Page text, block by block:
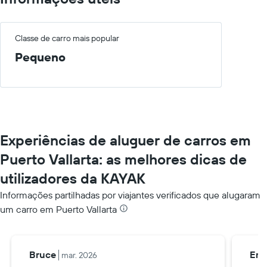
Classe de carro mais popular
Pequeno
Experiências de aluguer de carros em
Puerto Vallarta: as melhores dicas de
utilizadores da KAYAK
Informações partilhadas por viajantes verificados que alugaram
um carro em Puerto Vallarta
Bruce mar. 2026